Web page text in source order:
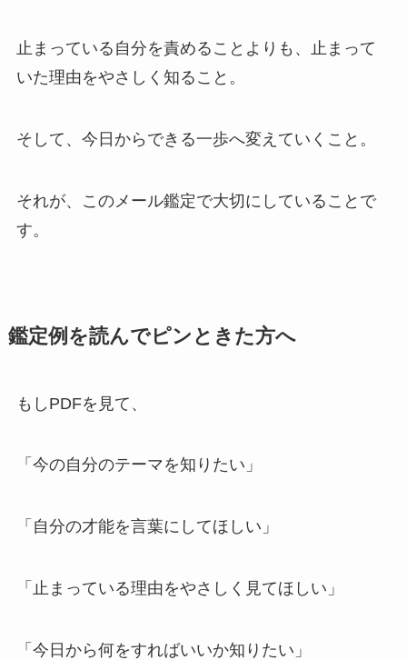
止まっている自分を責めることよりも、止まって
いた理由をやさしく知ること。
そして、今日からできる一歩へ変えていくこと。
それが、このメール鑑定で大切にしていることで
す。
鑑定例を読んでピンときた方へ
もしPDFを見て、
「今の自分のテーマを知りたい」
「自分の才能を言葉にしてほしい」
「止まっている理由をやさしく見てほしい」
「今日から何をすればいいか知りたい」